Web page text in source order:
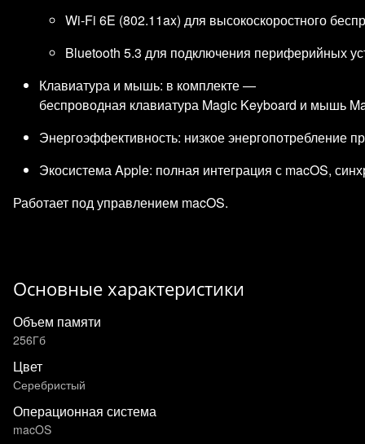
Wi‑Fi 6E (802.11ax) для высокоскоростного
Bluetooth 5.3 для подключения периферийных
Клавиатура и мышь: в комплекте —
беспроводная клавиатура Magic Keyboard и мышь
Энергоэффективность: низкое энергопотребление
Экосистема Apple: полная интеграция с macOS,
Работает под управлением macOS.
Основные характеристики
Объем памяти
256Гб
Цвет
Серебристый
Операционная система
macOS